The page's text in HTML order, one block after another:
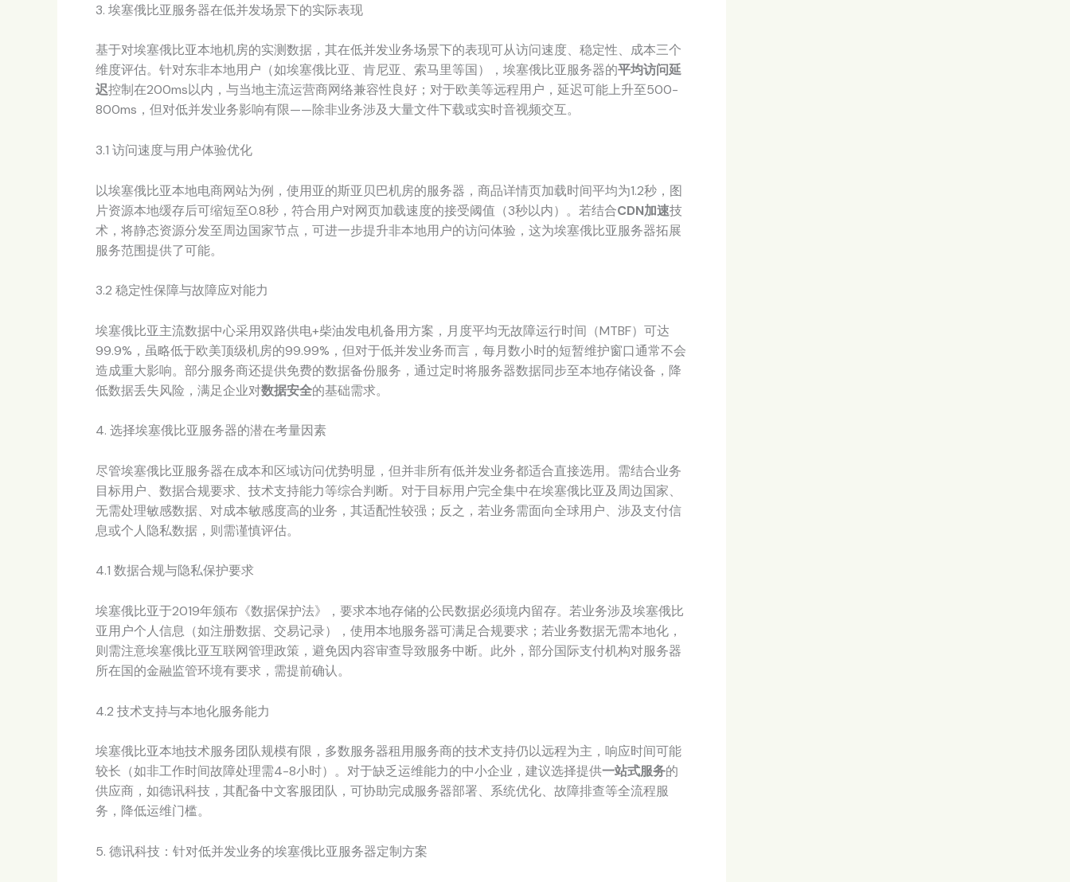
3. 埃塞俄比亚服务器在低并发场景下的实际表现
基于对埃塞俄比亚本地机房的实测数据，其在低并发业务场景下的表现可从访问速度、稳定性、成本三个
维度评估。针对东非本地用户（如埃塞俄比亚、肯尼亚、索马里等国），埃塞俄比亚服务器的平均访问延
迟控制在200ms以内，与当地主流运营商网络兼容性良好；对于欧美等远程用户，延迟可能上升至500-
800ms，但对低并发业务影响有限——除非业务涉及大量文件下载或实时音视频交互。
3.1 访问速度与用户体验优化
以埃塞俄比亚本地电商网站为例，使用亚的斯亚贝巴机房的服务器，商品详情页加载时间平均为1.2秒，图
片资源本地缓存后可缩短至0.8秒，符合用户对网页加载速度的接受阈值（3秒以内）。若结合CDN加速技
术，将静态资源分发至周边国家节点，可进一步提升非本地用户的访问体验，这为埃塞俄比亚服务器拓展
服务范围提供了可能。
3.2 稳定性保障与故障应对能力
埃塞俄比亚主流数据中心采用双路供电+柴油发电机备用方案，月度平均无故障运行时间（MTBF）可达
99.9%，虽略低于欧美顶级机房的99.99%，但对于低并发业务而言，每月数小时的短暂维护窗口通常不会
造成重大影响。部分服务商还提供免费的数据备份服务，通过定时将服务器数据同步至本地存储设备，降
低数据丢失风险，满足企业对数据安全的基础需求。
4. 选择埃塞俄比亚服务器的潜在考量因素
尽管埃塞俄比亚服务器在成本和区域访问优势明显，但并非所有低并发业务都适合直接选用。需结合业务
目标用户、数据合规要求、技术支持能力等综合判断。对于目标用户完全集中在埃塞俄比亚及周边国家、
无需处理敏感数据、对成本敏感度高的业务，其适配性较强；反之，若业务需面向全球用户、涉及支付信
息或个人隐私数据，则需谨慎评估。
4.1 数据合规与隐私保护要求
埃塞俄比亚于2019年颁布《数据保护法》，要求本地存储的公民数据必须境内留存。若业务涉及埃塞俄比
亚用户个人信息（如注册数据、交易记录），使用本地服务器可满足合规要求；若业务数据无需本地化，
则需注意埃塞俄比亚互联网管理政策，避免因内容审查导致服务中断。此外，部分国际支付机构对服务器
所在国的金融监管环境有要求，需提前确认。
4.2 技术支持与本地化服务能力
埃塞俄比亚本地技术服务团队规模有限，多数服务器租用服务商的技术支持仍以远程为主，响应时间可能
较长（如非工作时间故障处理需4-8小时）。对于缺乏运维能力的中小企业，建议选择提供一站式服务的
供应商，如德讯科技，其配备中文客服团队，可协助完成服务器部署、系统优化、故障排查等全流程服
务，降低运维门槛。
5. 德讯科技：针对低并发业务的埃塞俄比亚服务器定制方案